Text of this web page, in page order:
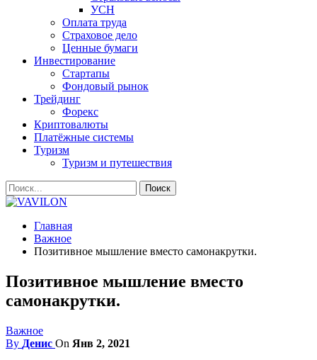
УСН
Оплата труда
Страховое дело
Ценные бумаги
Инвестирование
Стартапы
Фондовый рынок
Трейдинг
Форекс
Криптовалюты
Платёжные системы
Туризм
Туризм и путешествия
Главная
Важное
Позитивное мышление вместо самонакрутки.
Позитивное мышление вместо
самонакрутки.
Важное
By Денис On Янв 2, 2021